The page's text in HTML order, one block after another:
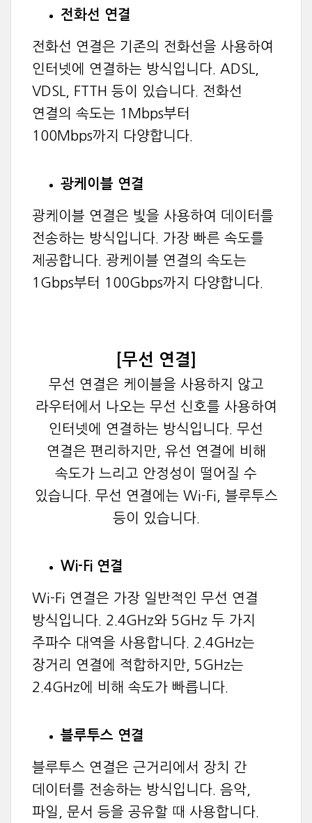
전화선 연결
전화선 연결은 기존의 전화선을 사용하여
인터넷에 연결하는 방식입니다. ADSL,
VDSL, FTTH 등이 있습니다. 전화선
연결의 속도는 1Mbps부터
100Mbps까지 다양합니다.
광케이블 연결
광케이블 연결은 빛을 사용하여 데이터를
전송하는 방식입니다. 가장 빠른 속도를
제공합니다. 광케이블 연결의 속도는
1Gbps부터 100Gbps까지 다양합니다.
[무선 연결]
무선 연결은 케이블을 사용하지 않고
라우터에서 나오는 무선 신호를 사용하여
인터넷에 연결하는 방식입니다. 무선
연결은 편리하지만, 유선 연결에 비해
속도가 느리고 안정성이 떨어질 수
있습니다. 무선 연결에는 Wi-Fi, 블루투스
등이 있습니다.
Wi-Fi 연결
Wi-Fi 연결은 가장 일반적인 무선 연결
방식입니다. 2.4GHz와 5GHz 두 가지
주파수 대역을 사용합니다. 2.4GHz는
장거리 연결에 적합하지만, 5GHz는
2.4GHz에 비해 속도가 빠릅니다.
블루투스 연결
블루투스 연결은 근거리에서 장치 간
데이터를 전송하는 방식입니다. 음악,
파일, 문서 등을 공유할 때 사용합니다.